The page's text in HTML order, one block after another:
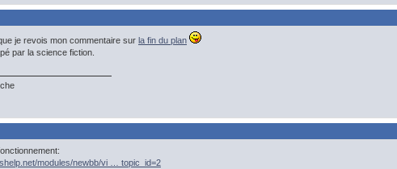
je revois mon commentaire sur la fin du plan
par la science fiction.
modules/newbb/vi … topic_id=2